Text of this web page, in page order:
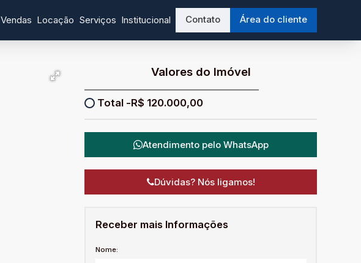
Área do cliente
Contato
Institucional
Serviços
Locação
Vendas
Valores do Imóvel
R$ 120.000,00
Atendimento pelo WhatsApp
Dúvidas? Nós ligamos!
Receber mais Informações
Nome: